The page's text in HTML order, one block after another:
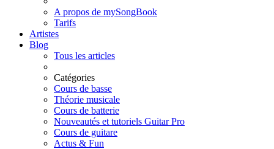
A propos de mySongBook
Tarifs
Artistes
Blog
Tous les articles
Catégories
Cours de basse
Théorie musicale
Cours de batterie
Nouveautés et tutoriels Guitar Pro
Cours de guitare
Actus & Fun